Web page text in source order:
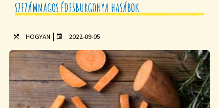
SZEZÁMMAGOS ÉDESBURGONYA HASÁBOK
HOGYAN | 2022-09-05